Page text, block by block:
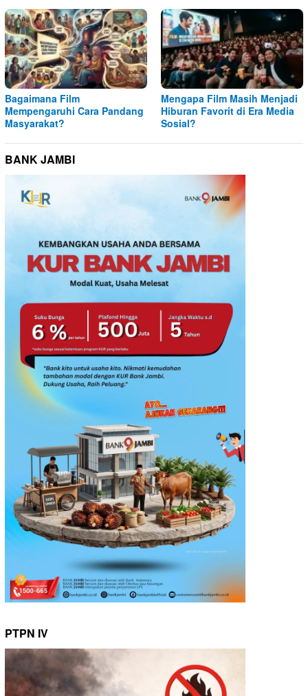
Bagaimana Film
Mempengaruhi Cara Pandang
Masyarakat?
Mengapa Film Masih Menjadi
Hiburan Favorit di Era Media
Sosial?
BANK JAMBI
PTPN IV